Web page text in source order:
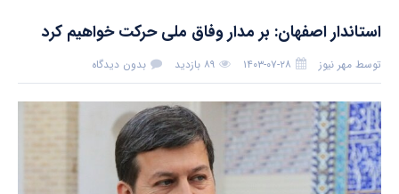
استاندار اصفهان: بر مدار وفاق ملی حرکت خواهیم کرد
توسط مهر نیوز ۱۴۰۳-۰۷-۲۸ ۸۹ بازدید بدون دیدگاه